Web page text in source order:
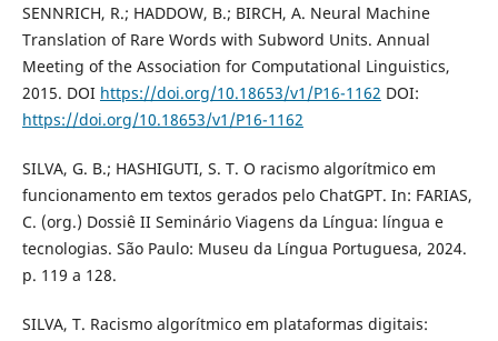
SENNRICH, R.; HADDOW, B.; BIRCH, A. Neural Machine
Translation of Rare Words with Subword Units. Annual
Meeting of the Association for Computational Linguistics,
2015. DOI https://doi.org/10.18653/v1/P16-1162 DOI:
https://doi.org/10.18653/v1/P16-1162
SILVA, G. B.; HASHIGUTI, S. T. O racismo algorítmico em
funcionamento em textos gerados pelo ChatGPT. In: FARIAS,
C. (org.) Dossiê II Seminário Viagens da Língua: língua e
tecnologias. São Paulo: Museu da Língua Portuguesa, 2024.
p. 119 a 128.
SILVA, T. Racismo algorítmico em plataformas digitais: